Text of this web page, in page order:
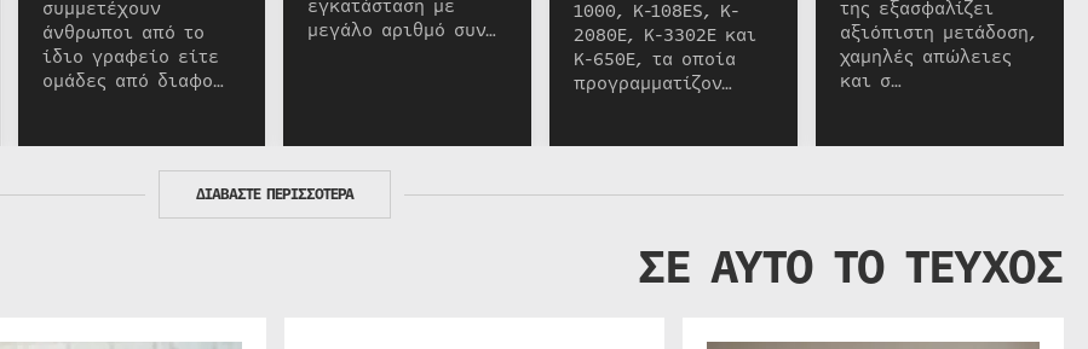
συμμετέχουν
άνθρωποι από το
ίδιο γραφείο είτε
ομάδες από διαφο…
εγκατάσταση με
μεγάλο αριθμό συν…
1000, K-108ES, K-
2080E, K-3302E και
K-650E, τα οποία
προγραμματίζον…
της εξασφαλίζει
αξιόπιστη μετάδοση,
χαμηλές απώλειες
και σ…
ΔΙΑΒΑΣΤΕ ΠΕΡΙΣΣΟΤΕΡΑ
ΣΕ ΑΥΤΟ ΤΟ ΤΕΥΧΟΣ